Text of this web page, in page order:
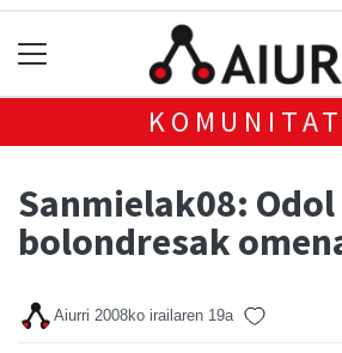
Sanmielak08:
bolondresak
Aiurri 2008ko irailaren 19a